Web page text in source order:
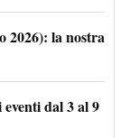
2026): la nostra
dal 3 al 9